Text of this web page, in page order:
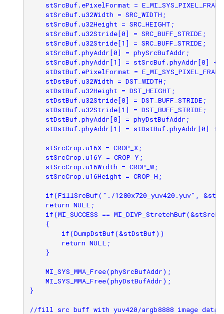
stSrcBuf.ePixelFormat =
    stSrcBuf.u32Width = SRC_WIDTH;
    stSrcBuf.u32Height = SRC_HEIGHT;
    stSrcBuf.u32Stride[0] = SRC_BUFF_STRIDE;
    stSrcBuf.u32Stride[1] = SRC_BUFF_STRIDE;
    stSrcBuf.phyAddr[0] = phySrcBufAddr;
stSrcBuf.phyAddr[1] = stSrcBuf.phyAddr[0] +
stDstBuf.ePixelFormat =
    stDstBuf.u32Width = DST_WIDTH;
    stDstBuf.u32Height = DST_HEIGHT;
    stDstBuf.u32Stride[0] = DST_BUFF_STRIDE;
    stDstBuf.u32Stride[1] = DST_BUFF_STRIDE;
    stDstBuf.phyAddr[0] = phyDstBufAddr;
stDstBuf.phyAddr[1] = stDstBuf.phyAddr[0] +
    stSrcCrop.u16X = CROP_X;
    stSrcCrop.u16Y = CROP_Y;
    stSrcCrop.u16Width = CROP_W;
    stSrcCrop.u16Height = CROP_H;
if(FillSrcBuf("./1280x720_yuv420.yuv",
    return NULL;
if(MI_SUCCESS ==
    {
        if(DumpDstBuf(&stDstBuf))
        return NULL;
    }
    MI_SYS_MMA_Free(phySrcBufAddr);
    MI_SYS_MMA_Free(phyDstBufAddr);
}
//fill src buff with yuv420/argb8888 image data